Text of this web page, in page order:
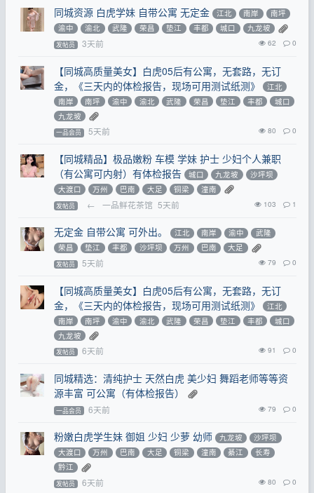
同城资源 白虎学妹 自带公寓 无定金 江北 南岸
南坪
渝中
渝北 武隆 荣昌 垫江 丰都 城口 九龙坡
发帖员 3天前 62 0
【同城高质量美女】白虎05后有公寓，无套路，无订
金，《三天内的体检报告，现场可用测试纸测》
江北
南岸
南坪 渝中 渝北 武隆 荣昌 垫江 丰都
城口
九龙坡
一品会员 5天前 80 0
【同城精品】极品嫩粉 车模 学妹 护士 少妇个人兼职
（有公寓可内射）有体检报告
城口 九龙坡
沙坪坝
大渡口
万州 巴南 大足 铜梁 潼南
发帖员 ← 一品鲜花茶馆 5天前 103 1
无定金 自带公寓 可外出。 江北 南岸 渝中
武隆
荣昌
垫江 丰都 沙坪坝 万州 巴南 大足
发帖员 5天前 79 0
【同城高质量美女】白虎05后有公寓，无套路，无订
金，《三天内的体检报告，现场可用测试纸测》
江北
南岸
南坪 渝中 渝北 武隆 荣昌 垫江 丰都
城口
九龙坡
发帖员 6天前 91 0
同城精选：清纯护士 天然白虎 美少妇 舞蹈老师等等资
源丰富 可公寓（有体检报告）
一品会员 6天前 79 0
粉嫩白虎学生妹 御姐 少妇 少萝 幼师 九龙坡
沙坪坝
大渡口
万州 巴南 大足 铜梁 潼南 綦江
长寿
黔江
发帖员 6天前 80 0